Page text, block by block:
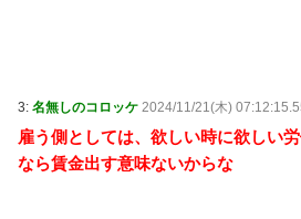
3: 名無しのコロッケ 2024/11/21(木)
雇う側としては、欲しい時に欲しい
なら賃金出す意味ないからな